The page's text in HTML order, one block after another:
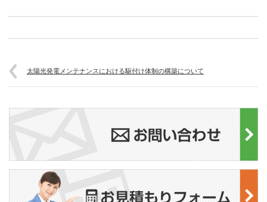
太陽光発電メンテナンスにおける駆付け体制の構築について